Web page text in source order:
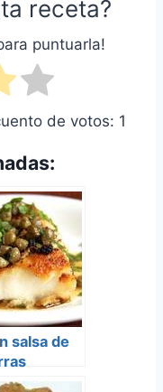
receta?
puntuarla!
de votos: 1
salsa de